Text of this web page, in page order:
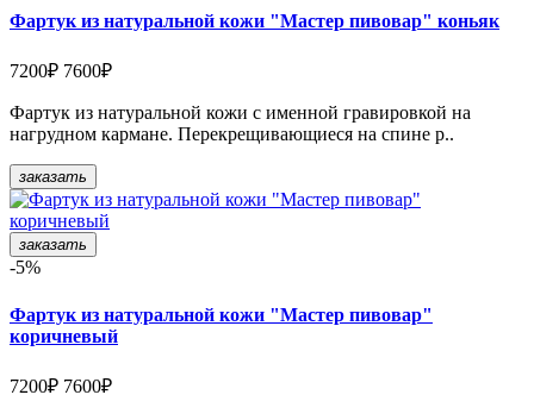
Фартук из натуральной кожи "Мастер пивовар" коньяк
7200₽ 7600₽
Фартук из натуральной кожи с именной гравировкой на
нагрудном кармане. Перекрещивающиеся на спине р..
заказать
заказать
-5%
Фартук из натуральной кожи "Мастер пивовар"
коричневый
7200₽ 7600₽